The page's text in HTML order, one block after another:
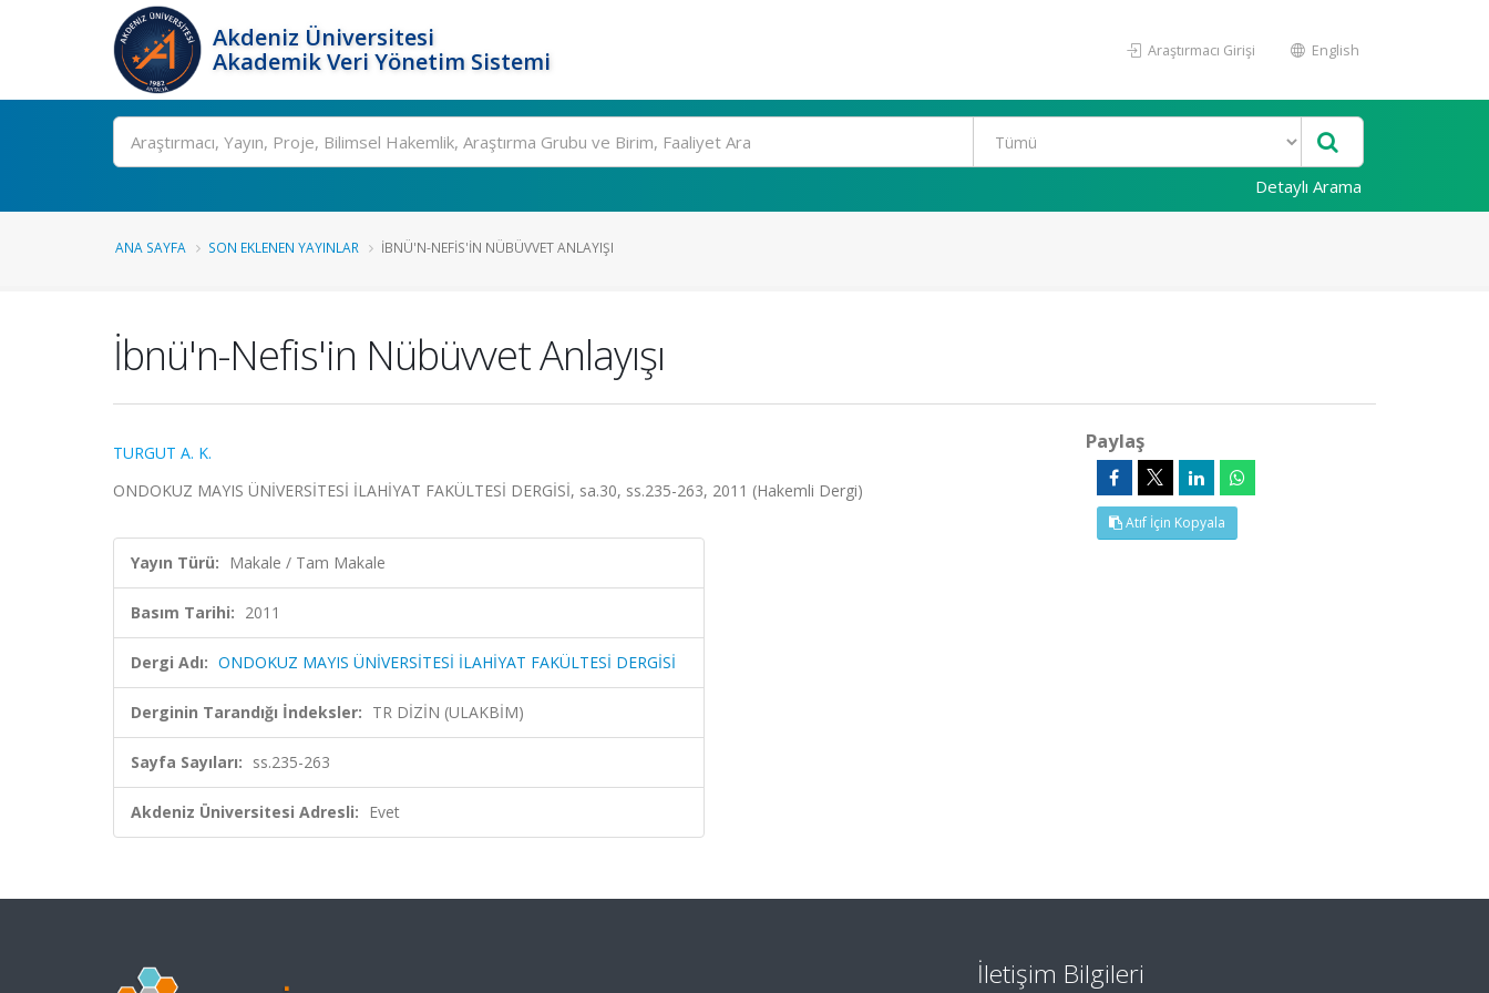
Akdeniz Üniversitesi
Akademik Veri Yönetim Sistemi
Araştırmacı Girişi English
Ara
Detaylı Arama
ANA SAYFA SON EKLENEN YAYINLAR İBNÜ'N-NEFIS'IN NÜBÜVVET ANLAYIŞI
İbnü'n-Nefis'in Nübüvvet Anlayışı
TURGUT A. K.
ONDOKUZ MAYIS ÜNİVERSİTESİ İLAHİYAT FAKÜLTESİ DERGİSİ, sa.30, ss.235-263, 2011 (Hakemli Dergi)
Yayın Türü: Makale / Tam Makale
Basım Tarihi: 2011
Dergi Adı: ONDOKUZ MAYIS ÜNİVERSİTESİ İLAHİYAT FAKÜLTESİ DERGİSİ
Derginin Tarandığı İndeksler: TR DİZİN (ULAKBİM)
Sayfa Sayıları: ss.235-263
Akdeniz Üniversitesi Adresli: Evet
Paylaş
Atıf İçin Kopyala
İletişim Bilgileri